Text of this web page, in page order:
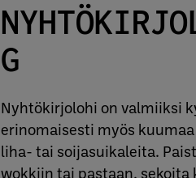
G
Nyhtökirjolohi on valmiiksi
erinomaisesti myös
liha- tai soijasuikaleita.
wokkiin tai pastaan, sekoita